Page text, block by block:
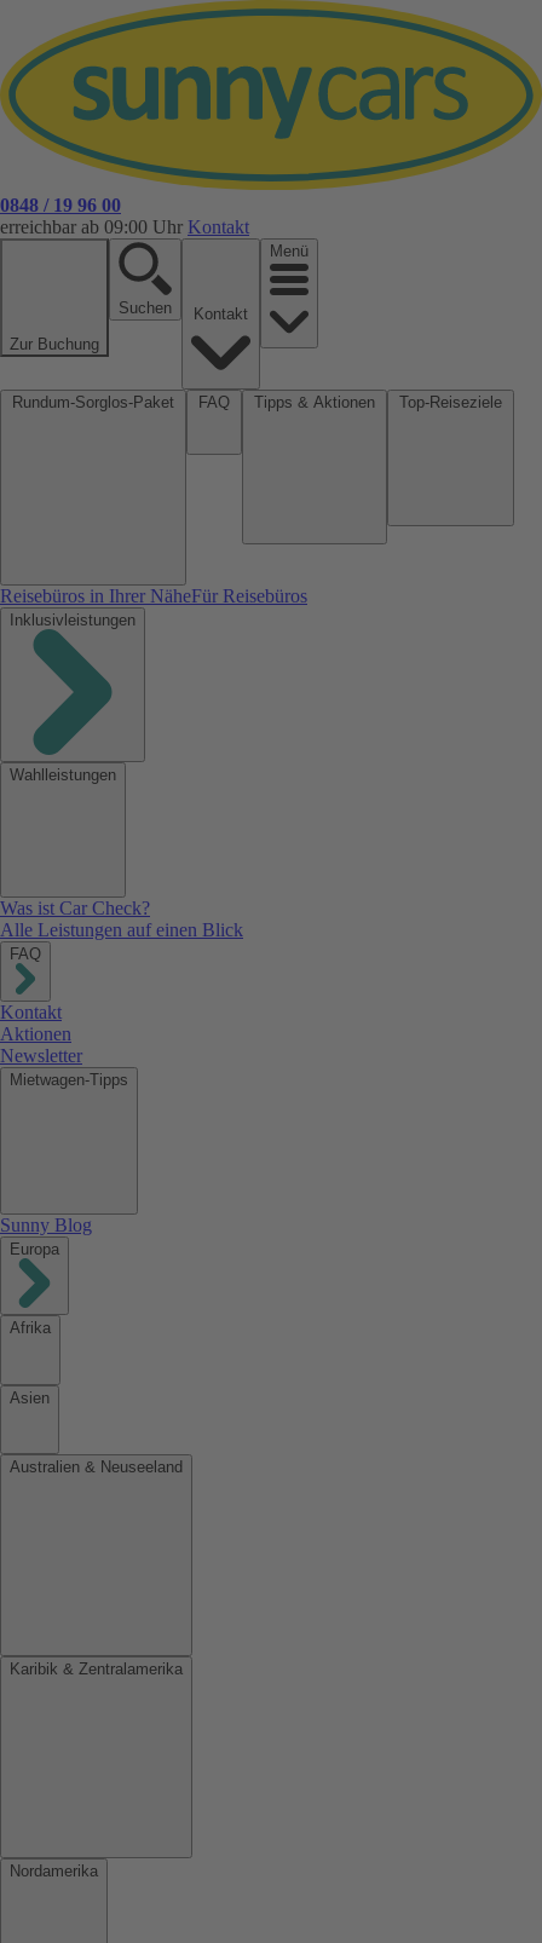
0848 / 19 96 00
erreichbar ab 09:00 Uhr Kontakt
Zur Buchung
Suchen
Menü
Reisebüros in Ihrer NäheFür Reisebüros
Inklusivleistungen
Wahlleistungen
Was ist Car Check?
Alle Leistungen auf einen Blick
FAQ
Kontakt
Aktionen
Newsletter
Mietwagen-Tipps
Sunny Blog
Europa
Afrika
Asien
Australien & Neuseeland
Karibik & Zentralamerika
Nordamerika